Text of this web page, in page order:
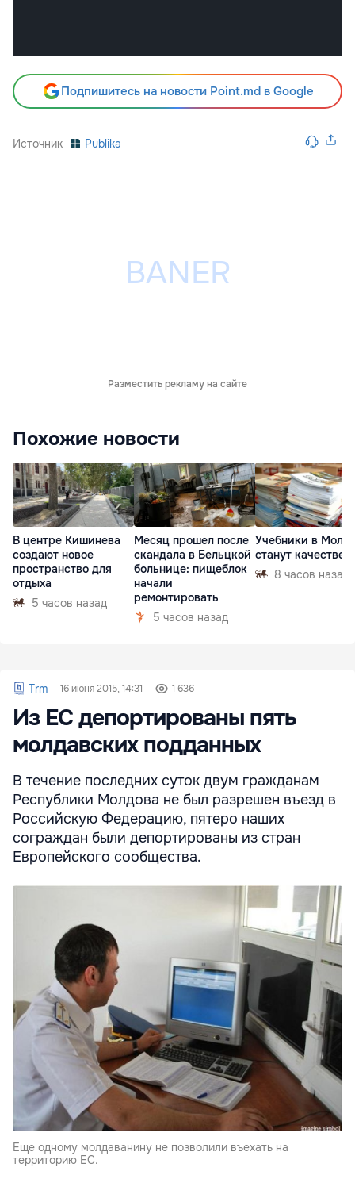
Подпишитесь на новости Point.md в Google
Источник Publika
Разместить рекламу на сайте
Похожие новости
В центре Кишинева
создают новое
пространство для
отдыха
5 часов назад
Месяц прошел после
скандала в Бельцкой
больнице: пищеблок
начали
ремонтировать
5 часов назад
Учебники в
станут
8 часов назад
Trm 16 июня 2015, 14:31 1 636
Из ЕС депортированы пять
молдавских подданных
В течение последних суток двум гражданам
Республики Молдова не был разрешен въезд в
Российскую Федерацию, пятеро наших
сограждан были депортированы из стран
Европейского сообщества.
Еще одному молдаванину не позволили въехать на
территорию ЕС.